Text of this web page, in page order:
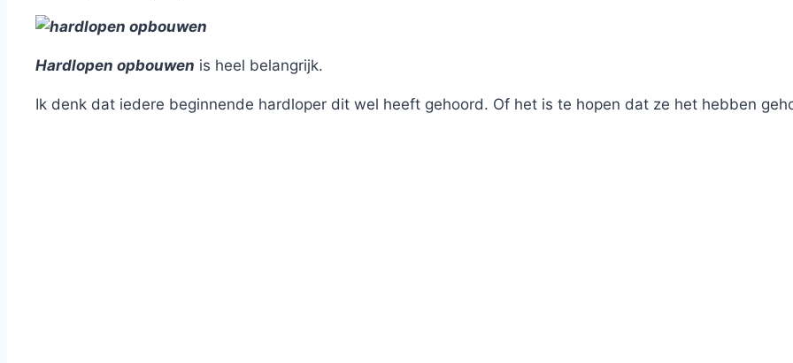
Hardlopen opbouwen is heel belangrijk.
Ik denk dat iedere beginnende hardloper dit wel heeft gehoord. Of het is te hopen dat ze het hebben